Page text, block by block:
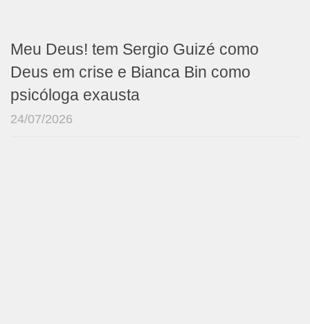
Meu Deus! tem Sergio Guizé como
Deus em crise e Bianca Bin como
psicóloga exausta
24/07/2026